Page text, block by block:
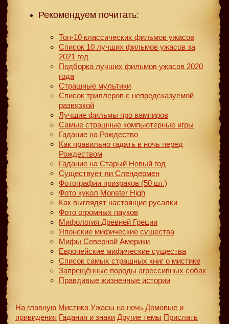
Рекомендуем почитать:
Топ-10 классических фильмов ужасов
Список 10 лучших фильмов ужасов за
2021 год
Подборка лучших фильмов ужасов 2020
года
Страшные мультики
Список триллеров с непредсказуемой
развязкой
Лучшие фильмы про вампиров
Самые страшные компьютерные игры
Гадание на Рождество
Как правильно гадать в ночь перед
Рождеством
Гадание на Старый Новый год
Существует ли Слендермен
Фотографии призраков (50 шт.)
Фото кукол Monster High
Как выглядят настоящие русалки
Фото огромных пауков
Мифология Древней Греции
Японские мифические существа
Мифы Северной Америки
Европейские мифические существа
Список самых страшных книг о мистике
Запрещённые породы агрессивных собак
Правдивые жизненные истории
На главную Мистика Ужасы на ночь Домовые и
привидения Гадания и знаки Другие темы Прислать